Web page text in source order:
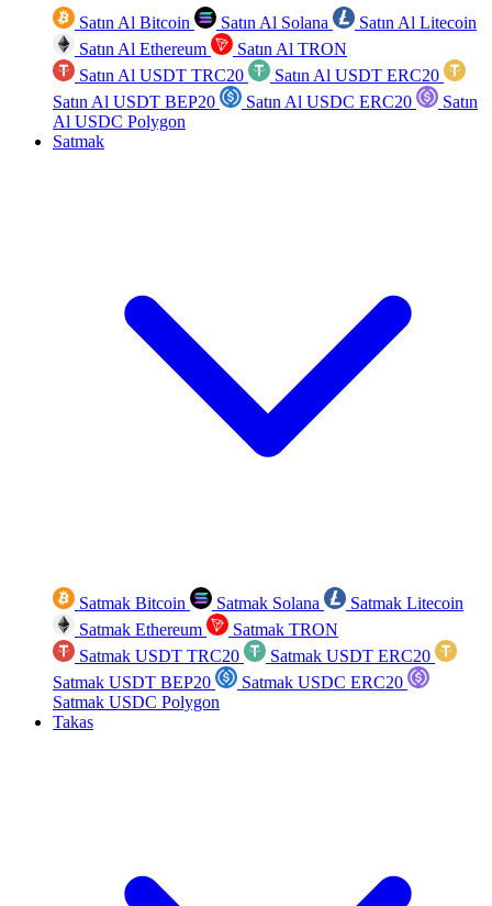
Satın Al Bitcoin Satın Al Solana
Satın Al Litecoin
Satın Al Ethereum
Satın Al TRON
Satın Al USDT TRC20
Satın Al USDT ERC20
Satın Al USDT BEP20
Satın Al USDC ERC20
Satın
Al USDC Polygon
Satmak
Satmak Bitcoin Satmak Solana
Satmak Litecoin
Satmak Ethereum
Satmak TRON
Satmak USDT TRC20
Satmak USDT ERC20
Satmak USDT BEP20
Satmak USDC ERC20
Satmak USDC Polygon
Takas